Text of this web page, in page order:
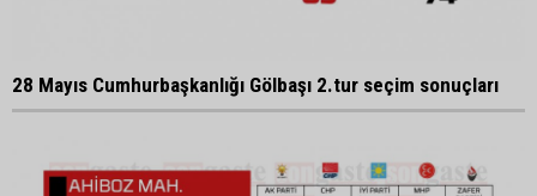
28 Mayıs Cumhurbaşkanlığı Gölbaşı 2.tur seçim sonuçları